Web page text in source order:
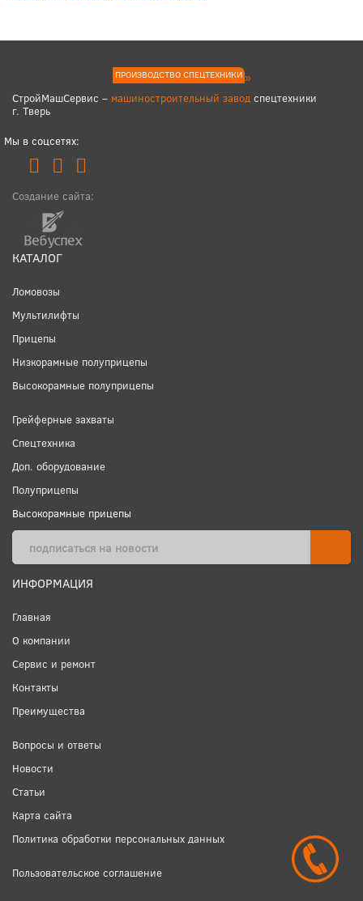
ПРОИЗВОДСТВО СПЕЦТЕХНИКИ
СтройМашСервис – машиностроительный завод спецтехники
г. Тверь
Мы в соцсетях:
Создание сайта:
КАТАЛОГ
Ломовозы
Мультилифты
Прицепы
Низкорамные полуприцепы
Высокорамные полуприцепы
Грейферные захваты
Спецтехника
Доп. оборудование
Полуприцепы
Высокорамные прицепы
ИНФОРМАЦИЯ
Главная
О компании
Сервис и ремонт
Контакты
Преимущества
Вопросы и ответы
Новости
Статьи
Карта сайта
Политика обработки персональных данных
Пользовательское соглашение